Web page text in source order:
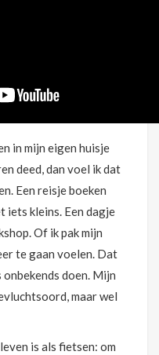
in mijn eigen huisje
deed, dan voel ik dat
Een reisje boeken
iets kleins. Een dagje
Of ik pak mijn
te gaan voelen. Dat
doen. Mijn
maar wel
is als fietsen: om